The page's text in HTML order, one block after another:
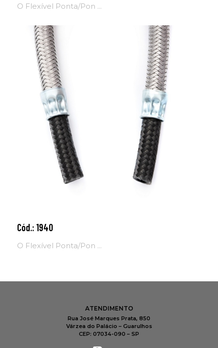
O Flexível Ponta/Pon ...
Cód.: 1940
O Flexível Ponta/Pon ...
Adicionar ao carrinho
ATENDIMENTO
Rua José Marques Prata, 850
Várzea do Palácio – Guarulhos
CEP: 07034-090 – SP